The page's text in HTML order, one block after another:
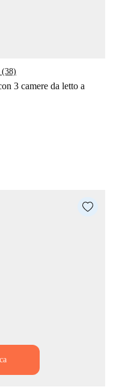
(38)
3 camere da letto a